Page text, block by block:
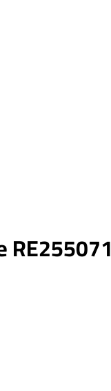
RE255071